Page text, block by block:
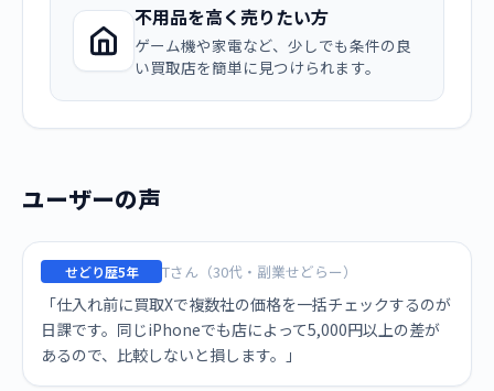
不用品を高く売りたい方
ゲーム機や家電など、少しでも条件の良
い買取店を簡単に見つけられます。
ユーザーの声
せどり歴5年 Tさん（30代・副業せどらー）
「仕入れ前に買取Xで複数社の価格を一括チェックするのが
日課です。同じiPhoneでも店によって5,000円以上の差が
あるので、比較しないと損します。」